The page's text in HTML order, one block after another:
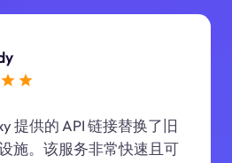
提供的 API 链接替换了旧
施。该服务非常快速且可